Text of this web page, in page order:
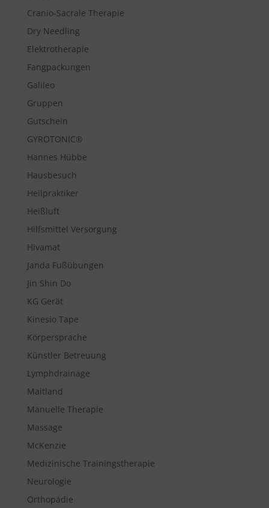
Cranio-Sacrale Therapie
Dry Needling
Elektrotherapie
Fangpackungen
Galileo
Gruppen
Gutschein
GYROTONIC®
Hannes Hübbe
Hausbesuch
Heilpraktiker
Heißluft
Hilfsmittel Versorgung
Hivamat
Janda Fußübungen
Jin Shin Do
KG Gerät
Kinesio Tape
Körpersprache
Künstler Betreuung
Lymphdrainage
Maitland
Manuelle Therapie
Massage
McKenzie
Medizinische Trainingstherapie
Neurologie
Orthopädie